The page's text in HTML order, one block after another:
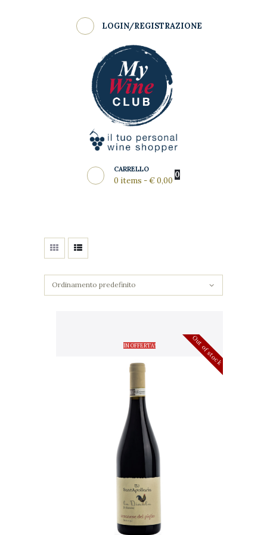
LOGIN/REGISTRAZIONE
CARRELLO
0 items -€ 0,00
0
MY WINE CLUB
Come Funziona
Out of stock
IN OFFERTA!